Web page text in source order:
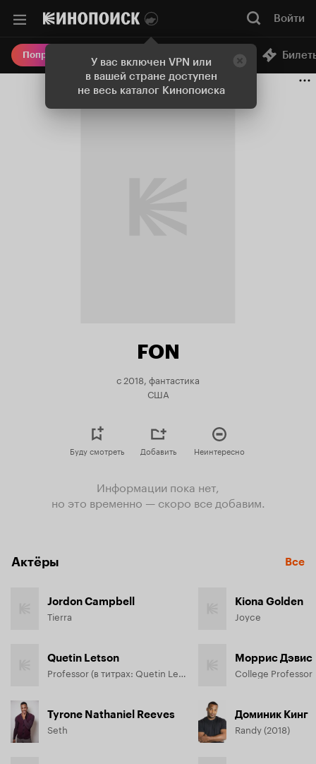
У вас включен VPN или
в вашей стране доступен
не весь каталог Кинопоиска
Войти
Попробовать Плюс Онлайн-кинотеатр
FON
с 2018, фантастика
США
Буду смотреть Добавить Неинтересно
Информации пока нет,
но это временно — скоро все добавим.
Актёры Все
Jordon Campbell
Tierra
Quetin Letson
Professor (в титрах: Quetin Letson)
Tyrone Nathaniel Reeves
Seth
Kiona Golden
Joyce
Моррис Дэвис
College Professor
Доминик Кинг
Randy (2018)